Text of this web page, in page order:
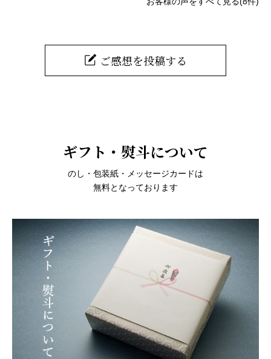
ご感想を投稿する
ギフト・熨斗について
のし・包装紙・メッセージカードは
無料となっております